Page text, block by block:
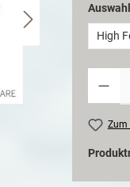
Auswahl
High
Zum